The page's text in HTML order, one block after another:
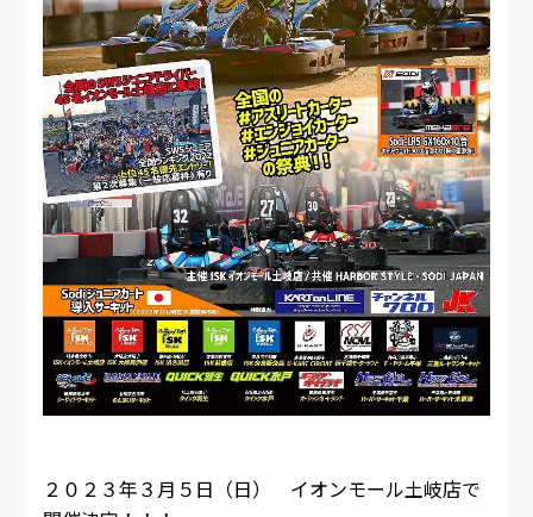
２０２３年３月５日（日） イオンモール土岐店で